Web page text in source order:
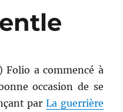
Folio a commencé à
occasion de se
parLa guerrière